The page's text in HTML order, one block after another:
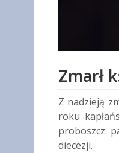
Zmarł
Z nadzieją
roku
proboszcz
diecezji.